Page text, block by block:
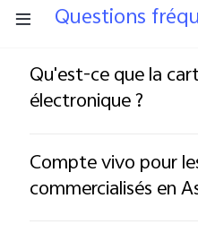
Questions
Qu'est-ce que la
électronique ?
Compte vivo pour
commercialisés en